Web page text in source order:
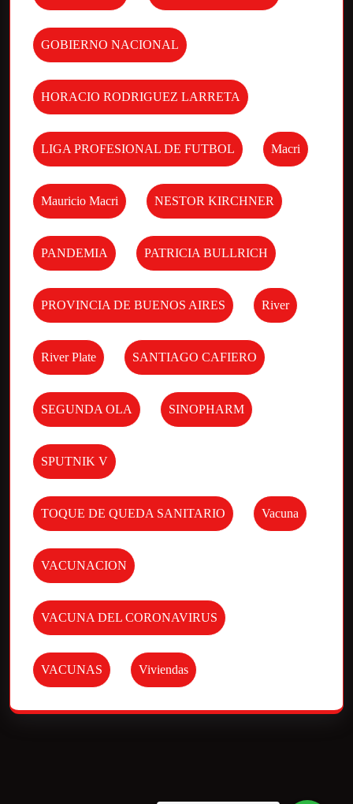
GOBIERNO NACIONAL
HORACIO RODRIGUEZ LARRETA
LIGA PROFESIONAL DE FUTBOL Macri
Mauricio Macri NESTOR KIRCHNER
PANDEMIA PATRICIA BULLRICH
PROVINCIA DE BUENOS AIRES River
River Plate SANTIAGO CAFIERO
SEGUNDA OLA SINOPHARM
SPUTNIK V
TOQUE DE QUEDA SANITARIO Vacuna
VACUNACION
VACUNA DEL CORONAVIRUS
VACUNAS Viviendas